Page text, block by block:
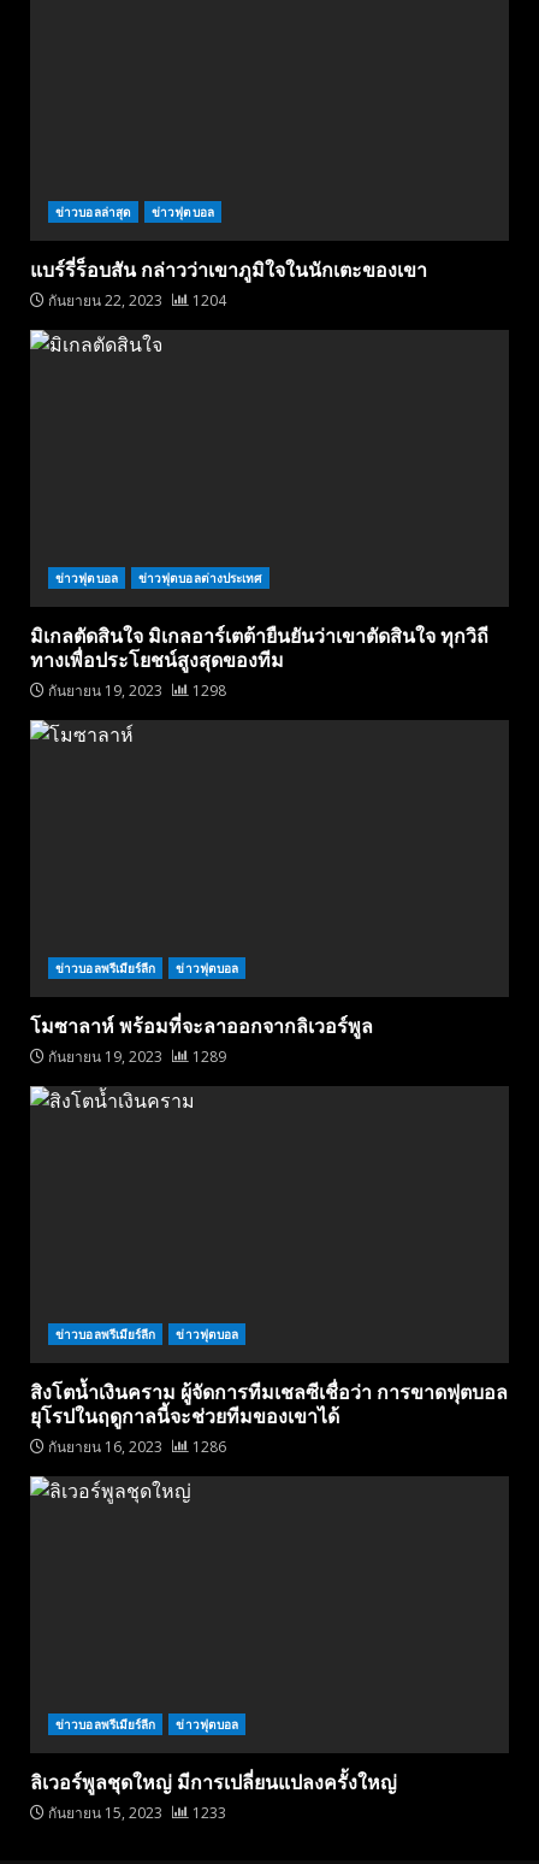
ข่าวบอลล่าสุด ข่าวฟุตบอล
แบร์รี่ร็อบสัน กล่าวว่าเขาภูมิใจในนักเตะของเขา
กันยายน 22, 2023 1204
ข่าวฟุตบอล ข่าวฟุตบอลต่างประเทศ
มิเกลตัดสินใจ มิเกลอาร์เตต้ายืนยันว่าเขาตัดสินใจ ทุกวิถี
ทางเพื่อประโยชน์สูงสุดของทีม
กันยายน 19, 2023 1298
ข่าวบอลพรีเมียร์ลีก ข่าวฟุตบอล
โมซาลาห์ พร้อมที่จะลาออกจากลิเวอร์พูล
กันยายน 19, 2023 1289
ข่าวบอลพรีเมียร์ลีก ข่าวฟุตบอล
สิงโตน้ำเงินคราม ผู้จัดการทีมเชลซีเชื่อว่า การขาดฟุตบอล
ยุโรปในฤดูกาลนี้จะช่วยทีมของเขาได้
กันยายน 16, 2023 1286
ข่าวบอลพรีเมียร์ลีก ข่าวฟุตบอล
ลิเวอร์พูลชุดใหญ่ มีการเปลี่ยนแปลงครั้งใหญ่
กันยายน 15, 2023 1233